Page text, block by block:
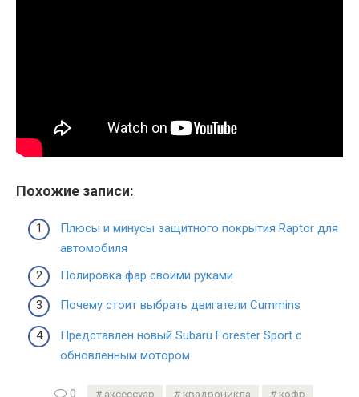
Похожие записи:
Плюсы и минусы защитного покрытия Raptor для
автомобиля
Полировка фар своими руками
Почему стоит выбрать двигатели Cummins
Представлен новый Subaru Forester Sport с
обновленным мотором
0 аксессуар квадроцикла кофр